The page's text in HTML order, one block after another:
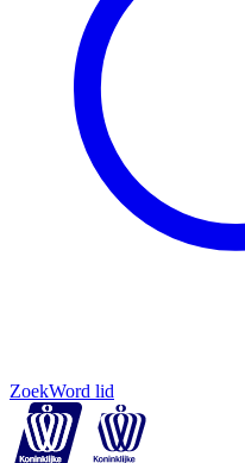
ZoekWord lid